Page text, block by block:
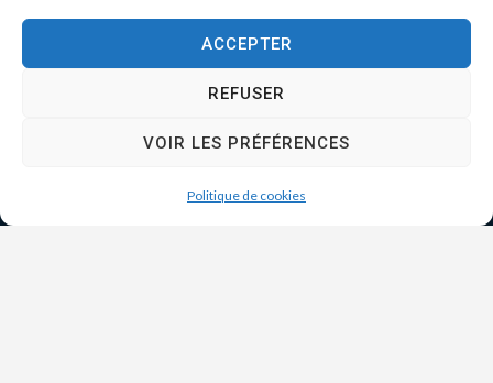
ACCEPTER
REFUSER
VOIR LES PRÉFÉRENCES
Politique de cookies